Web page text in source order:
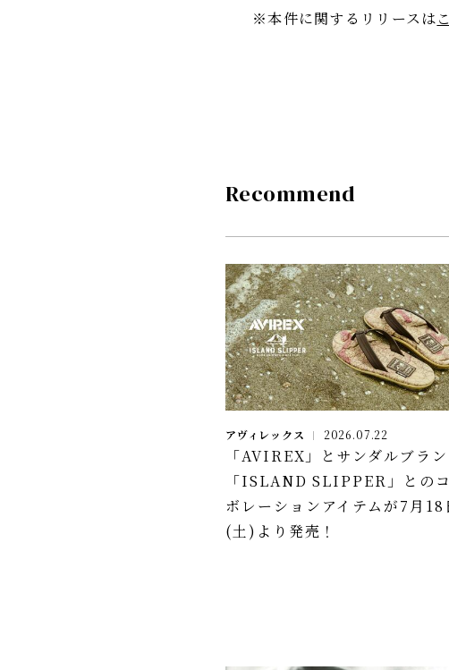
※本件に関するリリースは
Recommend
アヴィレックス 2026.07.22
「AVIREX」とサンダルブラン
「ISLAND SLIPPER」との
ボレーションアイテムが7月18
(土)より発売！